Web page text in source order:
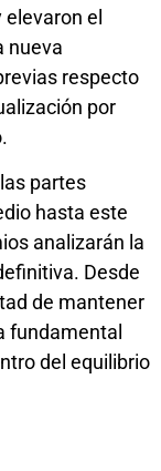
el
nueva
respecto
por
partes
hasta este
analizarán la
Desde
de mantener
fundamental
del equilibrio